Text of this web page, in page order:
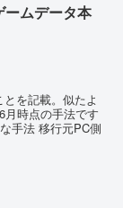
ムデータ本
を記載。似たよ
月時点の手法です
手法 移行元PC側